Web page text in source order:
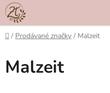
Přejít
na
obsah
Domů
/ Prodávané značky / Malzeit
Malzeit